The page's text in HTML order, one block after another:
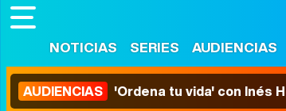
NOTICIAS SERIES AUDIENCIAS
AUDIENCIAS 'Ordena tu vida' con Inés